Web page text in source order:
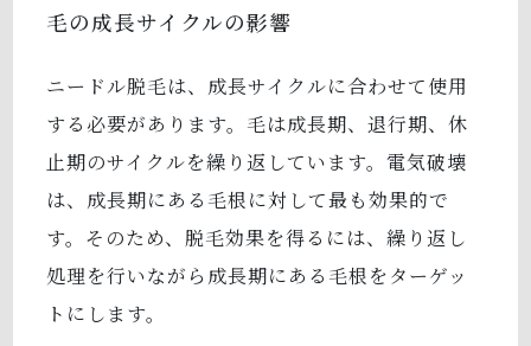
毛の成長サイクルの影響
ニードル脱毛は、成長サイクルに合わせて使用
する必要があります。毛は成長期、退行期、休
止期のサイクルを繰り返しています。電気破壊
は、成長期にある毛根に対して最も効果的で
す。そのため、脱毛効果を得るには、繰り返し
処理を行いながら成長期にある毛根をターゲッ
トにします。